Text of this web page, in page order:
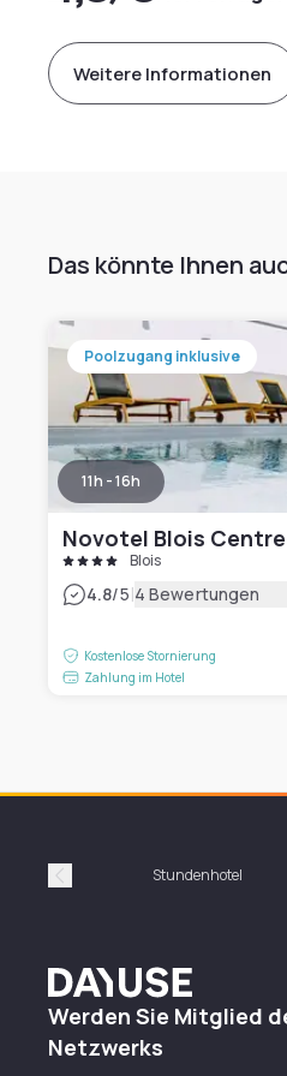
Weitere Informationen
Das könnte Ihnen
Poolzugang inklusive
11h - 16h
Novotel Blois
Blois
4.8/5|4 Bewertungen
Kostenlose Stornierung
Zahlung im Hotel
Précédent Stundenhotel
Dayuse
Werden Sie Mitglied
Netzwerks